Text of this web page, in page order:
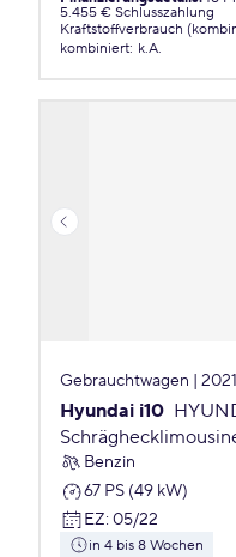
5.455 € Schlusszahlung
Kraftstoffverbrauch
kombiniert: k.A.
Gebrauchtwagen | 2021
Hyundai i10
Benzin
67 PS (49 kW)
EZ: 05/22
in 4 bis 8 Wochen